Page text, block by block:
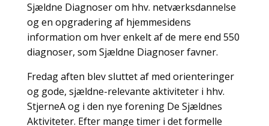
Sjældne Diagnoser om hhv. netværksdannelse
og en opgradering af hjemmesidens
information om hver enkelt af de mere end 550
diagnoser, som Sjældne Diagnoser favner.
Fredag aften blev sluttet af med orienteringer
og gode, sjældne-relevante aktiviteter i hhv.
StjerneA og i den nye forening De Sjældnes
Aktiviteter. Efter mange timer i det formelle